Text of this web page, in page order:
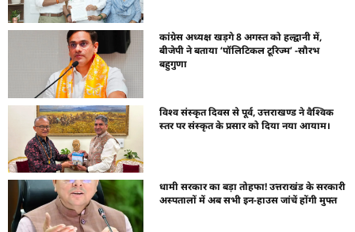
कांग्रेस अध्यक्ष खड़गे 8 अगस्त को हल्द्वानी में,
बीजेपी ने बताया ‘पॉलिटिकल टूरिज्म’ -सौरभ
बहुगुणा
विश्व संस्कृत दिवस से पूर्व, उत्तराखण्ड ने वैश्विक
स्तर पर संस्कृत के प्रसार को दिया नया आयाम।
धामी सरकार का बड़ा तोहफा! उत्तराखंड के सरकारी
अस्पतालों में अब सभी इन-हाउस जांचें होंगी मुफ्त